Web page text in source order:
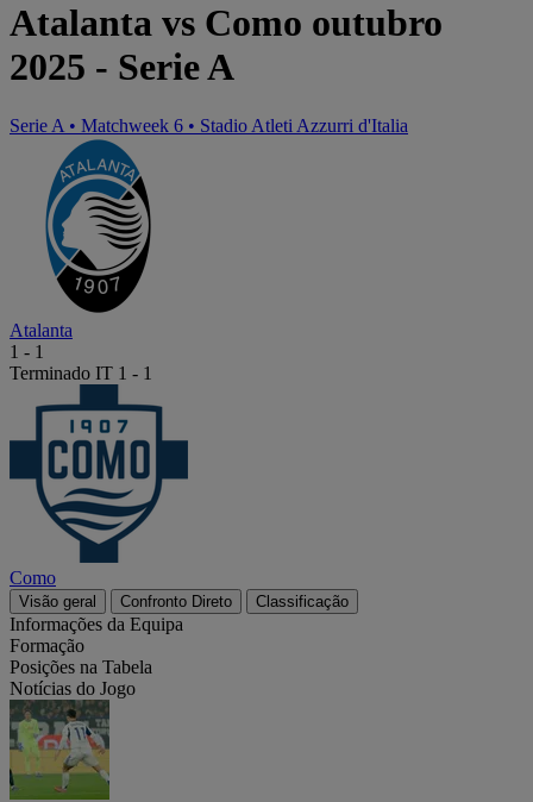
Atalanta vs Como outubro
2025 - Serie A
Serie A • Matchweek 6 • Stadio Atleti Azzurri d'Italia
Atalanta
1 - 1
Terminado IT 1 - 1
Como
Visão geral Confronto Direto Classificação
Informações da Equipa
Formação
Posições na Tabela
Notícias do Jogo